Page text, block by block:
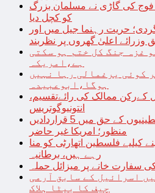
کی گاڑی نے مسلمان بزرگ
کو کچل دیا
حریت رہنما جیل میں اور
وزرائے اعلیٰ گھروں پر نظربند
غزہ جنگ کل ختم ہو سکتی
ہے،امریکہ
کوئی یرغمالی رہا نہیں
ہوگا،ابوعبیدہ
کےرکن ممالک کی رائےتقسیم،
انتونیوگوتریس
اقوام متحدہ میں فلسطینیوں کے حق میں 5 قراردادیں
منظور؛ امریکا غیر حاضر
فلسطین اتھارٹی کو منا
رہے ہیں، برطانیہ
سفارت خانے پر میزائل حملہ
اسرائیل کے سابق آرمی
چیف کا بیٹا ہلاک